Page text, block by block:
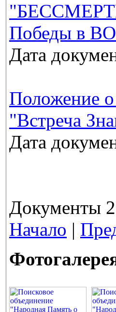
Победы в
Дата
Положение о
"Встреча
Дата
Документы
Начало |